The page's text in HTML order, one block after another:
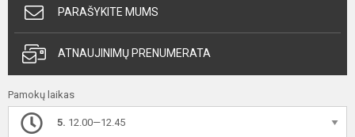
PARAŠYKITE MUMS
ATNAUJINIMŲ PRENUMERATA
Pamokų laikas
5. 12.00—12.45